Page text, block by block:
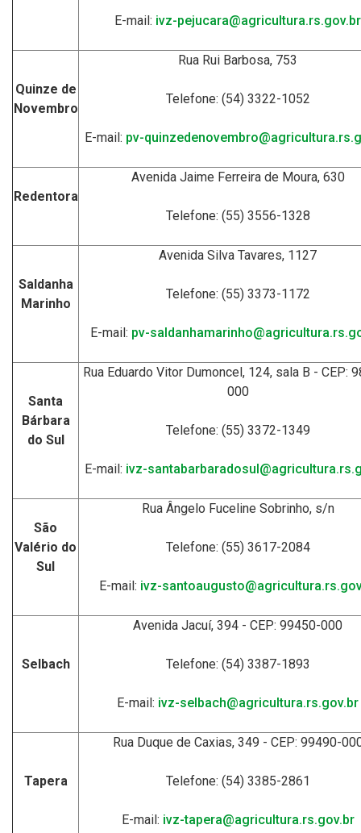
E-mail: ivz-pejucara@agricultura.rs.gov.br
Quinze de
Novembro
Rua Rui Barbosa, 753
Telefone: (54) 3322-1052
E-mail: pv-
Redentora
Avenida Jaime Ferreira de Moura, 630
Telefone: (55) 3556-1328
Saldanha
Marinho
Avenida Silva Tavares, 1127
Telefone: (55) 3373-1172
E-mail: pv-
Santa
Bárbara
do Sul
Rua Eduardo Vitor Dumoncel, 124, sala B - CEP:
000
Telefone: (55) 3372-1349
E-mail: ivz-
São
Valério do
Sul
Rua Ângelo Fuceline Sobrinho, s/n
Telefone: (55) 3617-2084
E-mail: ivz-
Selbach
Avenida Jacuí, 394 - CEP: 99450-000
Telefone: (54) 3387-1893
E-mail: ivz-selbach@agricultura.rs.gov.br
Tapera
Rua Duque de Caxias, 349 - CEP: 99490-
Telefone: (54) 3385-2861
E-mail: ivz-tapera@agricultura.rs.gov.br